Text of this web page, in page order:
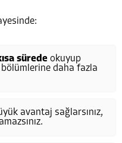
sürede okuyup
bölümlerine daha fazla
avantaj sağlarsınız,